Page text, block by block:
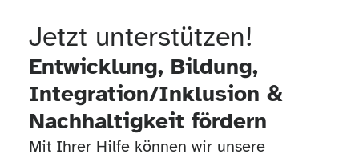
Jetzt unterstützen!
Entwicklung, Bildung,
Integration/Inklusion &
Nachhaltigkeit fördern
Mit Ihrer Hilfe können wir unsere